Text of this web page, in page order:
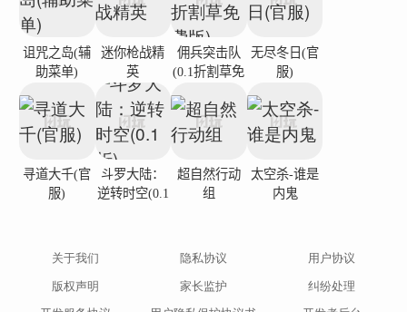
诅咒之岛(辅
助菜单)
迷你枪战精
英
佣兵突击队
(0.1折割草免
无尽冬日(官
服)
寻道大千(官
服)
斗罗大陆：
逆转时空(0.1
超自然行动
组
太空杀-谁是
内鬼
关于我们 隐私协议
用户协议
版权声明
家长监护
纠纷处理